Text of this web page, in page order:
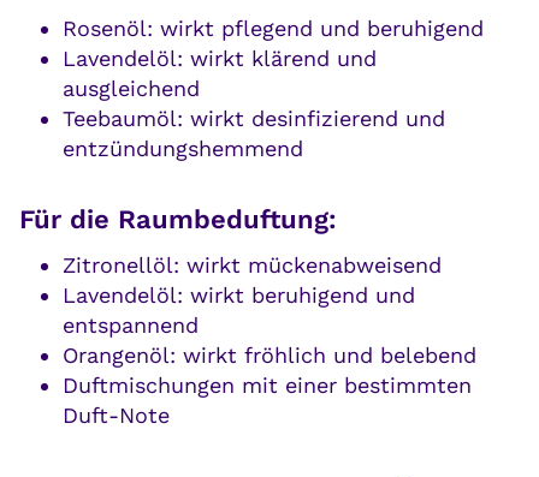
Rosenöl: wirkt pflegend und beruhigend
Lavendelöl: wirkt klärend und
ausgleichend
Teebaumöl: wirkt desinfizierend und
entzündungshemmend
Für die Raumbeduftung:
Zitronellöl: wirkt mückenabweisend
Lavendelöl: wirkt beruhigend und
entspannend
Orangenöl: wirkt fröhlich und belebend
Duftmischungen mit einer bestimmten
Duft-Note